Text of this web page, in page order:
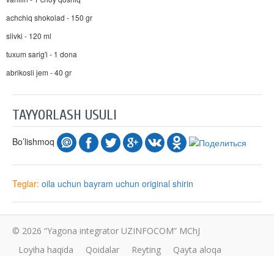
achchiq shokolad - 150 gr
slivki - 120 ml
tuxum sarig'i - 1 dona
abrikosli jem - 40 gr
TAYYORLASH USULI
Bo’lishmoq
Teglar: oila uchun bayram uchun original shirin
© 2026 “Yagona integrator UZINFOCOM” MChJ
Loyiha haqida
Qoidalar Reyting Qayta aloqa